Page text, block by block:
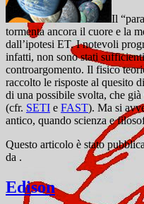
Il
tormenta ancora il cuore e la
dall’ipotesi ET. I notevoli
infatti, non sono stati
controargomento. Il fisico
raccolto le risposte al quesito
di una possibile svolta, che
(cfr. SETI e FAST). Ma si
antico, quando scienza e
Questo articolo è stato
da .
Edison